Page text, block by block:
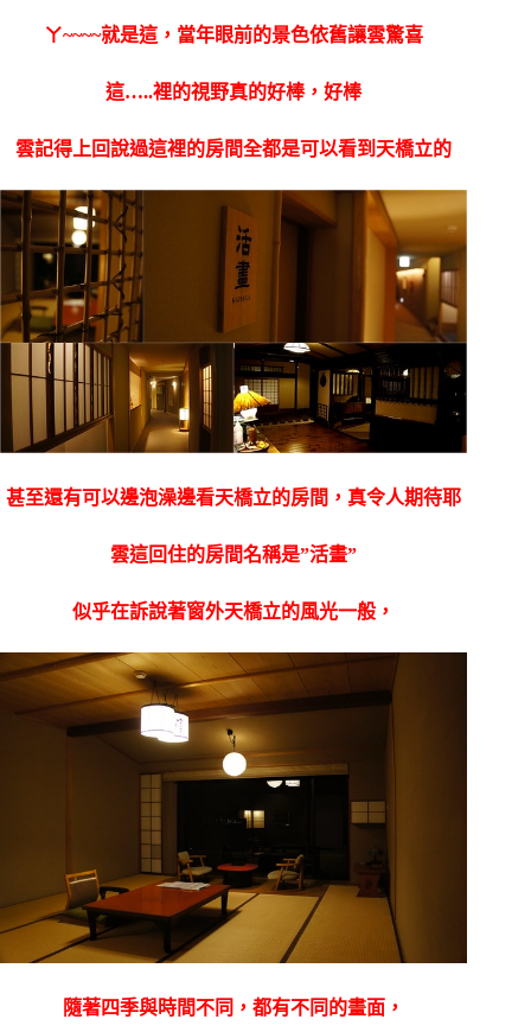
ㄚ~~~~就是這，當年眼前的景色依舊讓雲驚喜
這…..裡的視野真的好棒，好棒
雲記得上回說過這裡的房間全都是可以看到天橋立的
甚至還有可以邊泡澡邊看天橋立的房間，真令人期待耶
雲這回住的房間名稱是”活畫”
似乎在訴說著窗外天橋立的風光一般，
隨著四季與時間不同，都有不同的畫面，